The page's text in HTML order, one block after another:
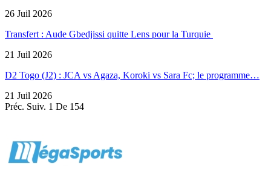
26 Juil 2026
Transfert : Aude Gbedjissi quitte Lens pour la Turquie
21 Juil 2026
D2 Togo (J2) : JCA vs Agaza, Koroki vs Sara Fc; le programme…
21 Juil 2026
Préc. Suiv. 1 De 154